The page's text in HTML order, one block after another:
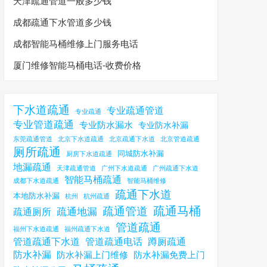
成都疏通下水管道多少钱
成都智能马桶维修上门服务电话
厦门维修智能马桶电话-收费价格
下水道疏通 专业疏通 专业疏通管道
专业管道疏通 专业防水漏水 专业防水补漏
东莞疏通管道 北京下水道疏通 北京疏通下水道 北京管道疏通
厕所疏通 厨房下水道疏通 同城防水补漏
地漏疏通 天津疏通管道 广州下水道疏通
广州疏通下水道
成都下水道疏通
智能马桶疏通 智能马桶维修
本地防水补漏 杭州 杭州疏通 疏通下水道
疏通厕所 疏通地漏 疏通管道 疏通马桶
福州下水道疏通 福州疏通下水道 管道疏通
管道疏通下水道 管道疏通电话 蹲厕疏通
防水补漏 防水补漏上门维修
防水补漏免费上门